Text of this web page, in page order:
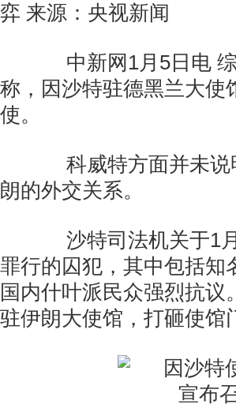
弈 来源：央视新闻
中新网1月5日电 综
称，因沙特驻德黑兰大使
使。
科威特方面并未说
朗的外交关系。
沙特司法机关于1月
罪行的囚犯，其中包括知
国内什叶派民众强烈抗
驻伊朗大使馆，打砸使馆